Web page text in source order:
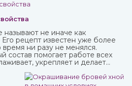
не иначе как
рецепт известен уже более
время ни разу не менялся.
состав помогает работе всех
укрепляет и делает
пожилых и детей.